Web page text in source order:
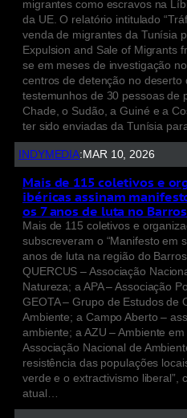
migrantes como escravos na
da UE. O relatório intitulado
venda de migrantes da Tunísia
Expulsion and Sale of Migrants
se em meses de investigação
centros de detenção no deserto
testemunhos de 30 pessoas de
Chade, o Sudão, a Guiné e a
ter sido enviadas da Tunísia
INDYMEDIA: MAR 10, 2026
Mais de 115 coletivos e
ibéricas assinam
os 7 anos de luta no
Mais de 115 coletivos e
subscreveram o “Manifesto em
anos de luta na região do
QUERCUS – Associação
Natureza; a APA – Associação
GEOTA – Grupo de Estudos de
Ambiente; a Campo Aberto –
ambiente; a AZU – Ambiente
Associação Nacional de
resistência das populações
verde e o extractivismo liberal”,
atual…